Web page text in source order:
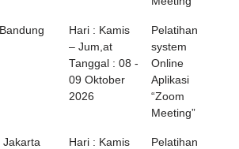
Bandung
Hari : Kamis
– Jum,at
Tanggal : 08 -
09 Oktober
2026
Pelatihan
system
Online
Aplikasi
“Zoom
Meeting”
Jakarta
Hari : Kamis
Pelatihan